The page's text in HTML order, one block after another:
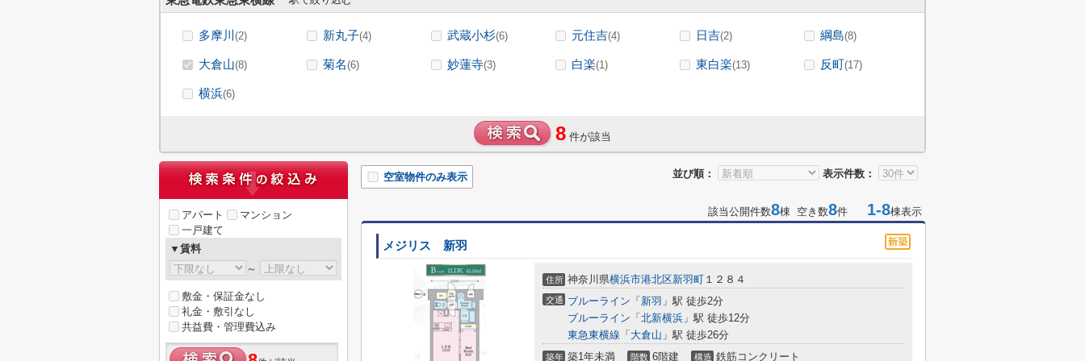
多摩川 (2) 新丸子(4) 武蔵小杉(6) 元住吉(4) 日吉(2) 綱島(8)
大倉山(8) 菊名(6) 妙蓮寺(3) 白楽(1) 東白楽(13) 反町(17)
横浜(6)
8 件が該当
並び順： 表示件数：
空室物件のみ表示
該当公開件数8棟 空き数8件 1-8棟表示
メジリス 新羽
住所 神奈川県横浜市港北区新羽町 １２８４
交通 ブルーライン 「 新羽 」駅 徒歩2分
ブルーライン 「 北新横浜 」駅 徒歩12分
東急東横線 「 大倉山 」駅 徒歩26分
築年 築1年未満 階数 6階建 構造 鉄筋コンクリート
アパート
マンション
一戸建て
▼賃料
～
敷金・保証金なし
礼金・敷引なし
共益費・管理費込み